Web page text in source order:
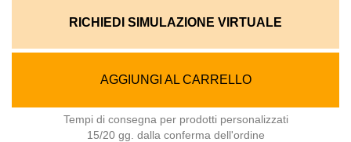
RICHIEDI SIMULAZIONE VIRTUALE
AGGIUNGI AL CARRELLO
Tempi di consegna per prodotti personalizzati
15/20 gg. dalla conferma dell'ordine